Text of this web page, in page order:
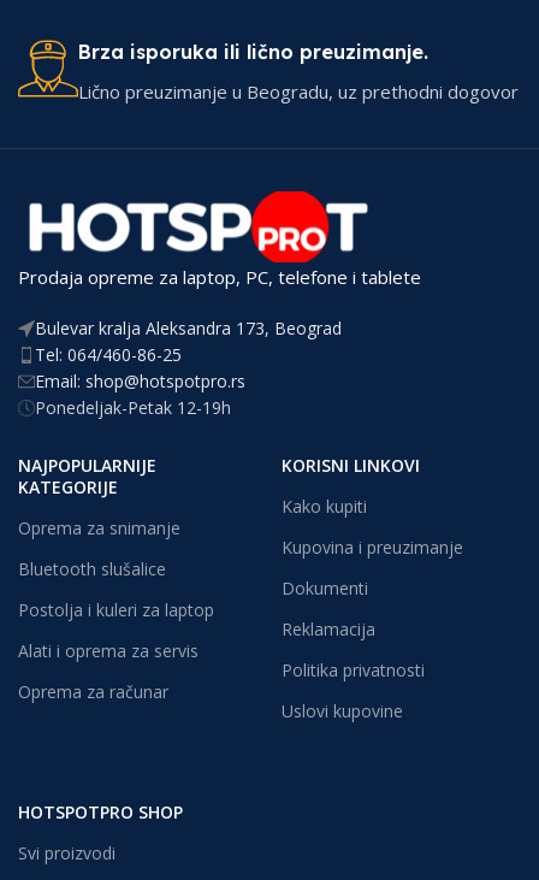
Brza isporuka ili lično preuzimanje.
Lično preuzimanje u Beogradu, uz prethodni dogovor
Prodaja opreme za laptop, PC, telefone i tablete
Bulevar kralja Aleksandra 173, Beograd
Tel: 064/460-86-25
Email: shop@hotspotpro.rs
Ponedeljak-Petak 12-19h
NAJPOPULARNIJE
KATEGORIJE
Oprema za snimanje
Bluetooth slušalice
Postolja i kuleri za laptop
Alati i oprema za servis
Oprema za računar
KORISNI LINKOVI
Kako kupiti
Kupovina i preuzimanje
Dokumenti
Reklamacija
Politika privatnosti
Uslovi kupovine
HOTSPOTPRO SHOP
Svi proizvodi